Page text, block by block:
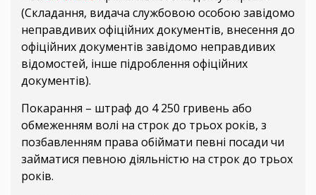
(Складання, видача службовою особою завідомо
неправдивих офіційних документів, внесення до
офіційних документів завідомо неправдивих
відомостей, інше підроблення офіційних
документів).
Покарання – штраф до 4 250 гривень або
обмеженням волі на строк до трьох років, з
позбавленням права обіймати певні посади чи
займатися певною діяльністю на строк до трьох
років.